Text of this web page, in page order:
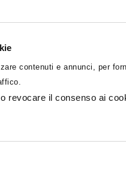
contenuti e annunci, per
revocare il consenso ai
2020-
al
di un
per il
svolto sul